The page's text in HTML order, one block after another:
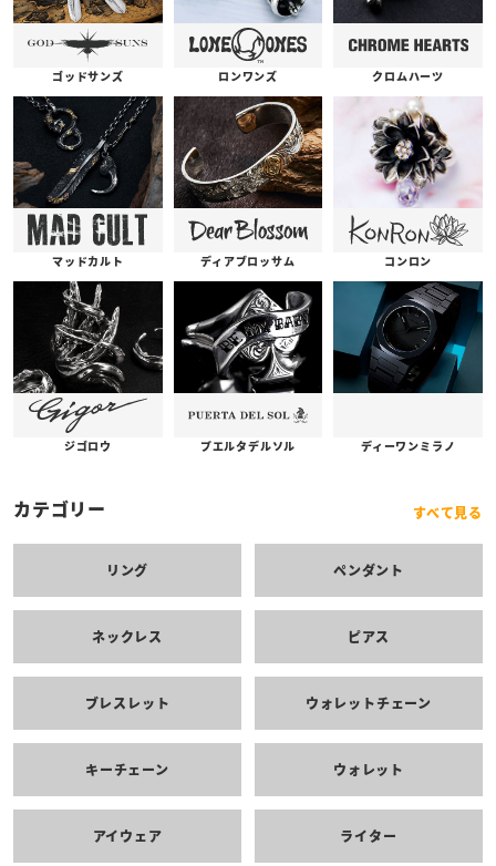
ゴッドサンズ ロンワンズ クロムハーツ
マッドカルト ディアブロッサム コンロン
ジゴロウ プエルタデルソル ディーワンミラノ
カテゴリー すべて見る
リング ペンダント
ネックレス ピアス
ブレスレット ウォレットチェーン
キーチェーン ウォレット
アイウェア ライター